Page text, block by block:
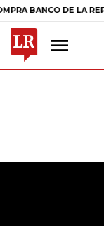
DE LA REPÚBLICA